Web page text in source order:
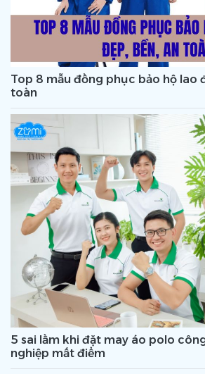
Top 8 mẫu đồng phục bảo hộ lao
toàn
5 sai lầm khi đặt may áo polo
nghiệp mất điểm